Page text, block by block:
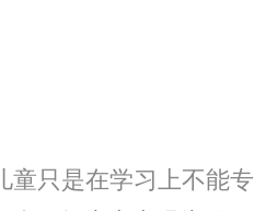
只是在学习上不能专